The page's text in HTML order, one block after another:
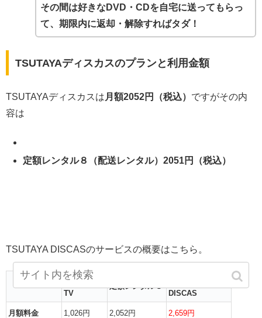
その間は好きなDVD・CDを自宅に送ってもらっ
て、期限内に返却・解除すればタダ！
TSUTAYAディスカスのプランと利用金額
TSUTAYAディスカスは 月額2052円（税込） ですがその内
容は
定額レンタル８（配送レンタル）2051円（税込）
TSUTAYA DISCASのサービスの概要はこちら。
TSUTAYA
TV
定額レンタル８
DISCAS
月額料金 1,026円 2,052円 2,659円